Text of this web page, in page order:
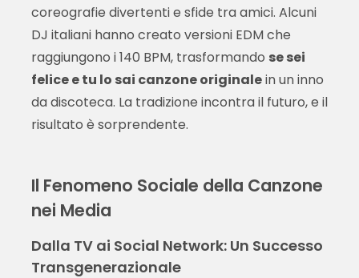
coreografie divertenti e sfide tra amici. Alcuni
DJ italiani hanno creato versioni EDM che
raggiungono i 140 BPM, trasformando se sei
felice e tu lo sai canzone originalein un inno
da discoteca. La tradizione incontra il futuro, e il
risultato è sorprendente.
Il Fenomeno Sociale della Canzone
nei Media
Dalla TV ai Social Network: Un Successo
Transgenerazionale